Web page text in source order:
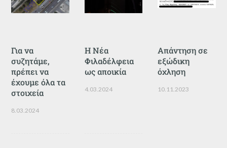
Για να
συζητάμε,
πρέπει να
έχουμε όλα τα
στοιχεία
8.03.2024
Η Νέα
Φιλαδέλφεια
ως αποικία
4.03.2024
Απάντηση σε
εξώδικη
όχληση
10.11.2023